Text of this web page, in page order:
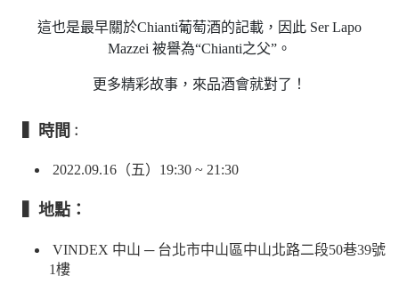
這也是最早關於Chianti葡萄酒的記載，因此 Ser Lapo
Mazzei 被譽為“Chianti之父”。
更多精彩故事，來品酒會就對了！
▍時間 ：
2022.09.16（五）19:30 ~ 21:30
▍地點：
VINDEX 中山 ─ 台北市中山區中山北路二段50巷39號
1樓